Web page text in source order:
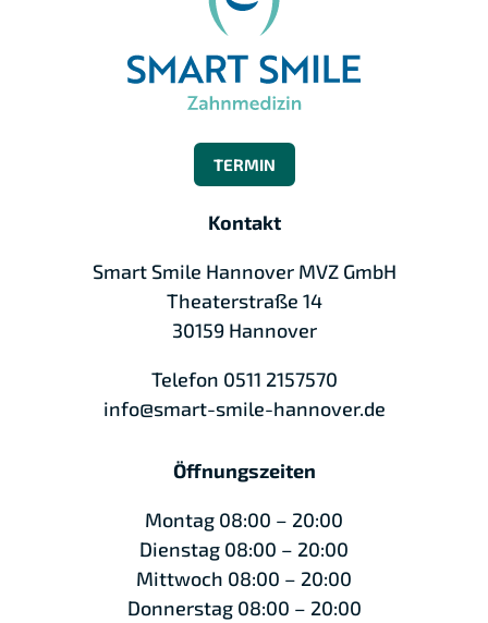
TERMIN
Kontakt
Smart Smile Hannover MVZ GmbH
Theaterstraße 14
30159 Hannover
Telefon 0511 2157570
info@smart-smile-hannover.de
Öffnungszeiten
Montag 08:00 – 20:00
Dienstag 08:00 – 20:00
Mittwoch 08:00 – 20:00
Donnerstag 08:00 – 20:00